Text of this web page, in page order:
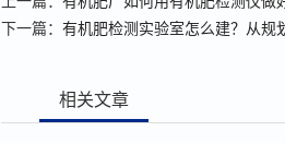
下一篇：有机肥检测实验室怎么建？从规划
相关文章